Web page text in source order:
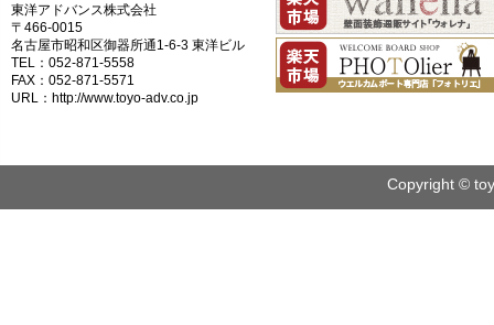
東洋アドバンス株式会社
〒466-0015
名古屋市昭和区御器所通1-6-3 東洋ビル
TEL：052-871-5558
FAX：052-871-5571
URL：http://www.toyo-adv.co.jp
Copyright ©